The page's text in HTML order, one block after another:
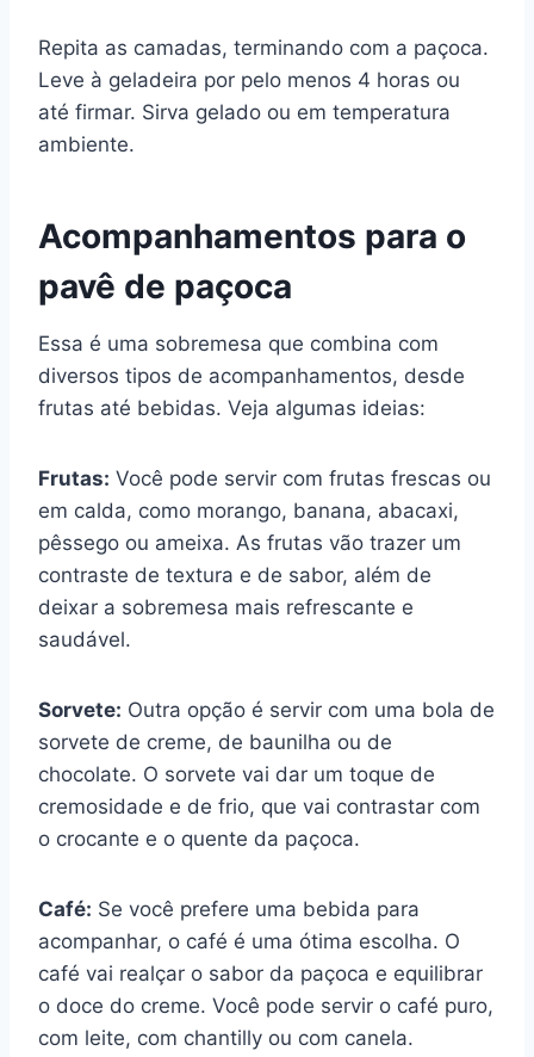
Repita as camadas, terminando com a paçoca.
Leve à geladeira por pelo menos 4 horas ou
até firmar. Sirva gelado ou em temperatura
ambiente.
Acompanhamentos para o
pavê de paçoca
Essa é uma sobremesa que combina com
diversos tipos de acompanhamentos, desde
frutas até bebidas. Veja algumas ideias:
Frutas: Você pode servir com frutas frescas ou
em calda, como morango, banana, abacaxi,
pêssego ou ameixa. As frutas vão trazer um
contraste de textura e de sabor, além de
deixar a sobremesa mais refrescante e
saudável.
Sorvete: Outra opção é servir com uma bola de
sorvete de creme, de baunilha ou de
chocolate. O sorvete vai dar um toque de
cremosidade e de frio, que vai contrastar com
o crocante e o quente da paçoca.
Café: Se você prefere uma bebida para
acompanhar, o café é uma ótima escolha. O
café vai realçar o sabor da paçoca e equilibrar
o doce do creme. Você pode servir o café puro,
com leite, com chantilly ou com canela.